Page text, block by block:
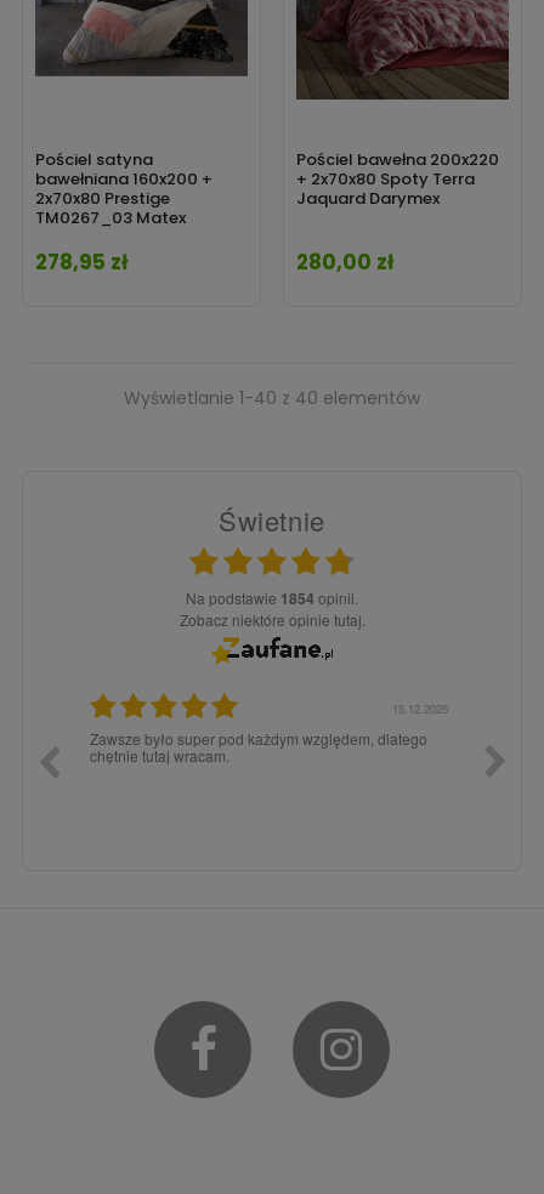
Pościel satyna
bawełniana 160x200 +
2x70x80 Prestige
TM0267_03 Matex
Cena
278,95 zł
Pościel bawełna 200x220
+ 2x70x80 Spoty Terra
Jaquard Darymex
Cena
280,00 zł
Wyświetlanie 1-40 z 40 elementów
Świetnie
Na podstawie 1854 opinii.
Zobacz niektóre opinie tutaj.
15.12.2025
Zawsze było super pod każdym względem, dlatego
chętnie tutaj wracam.
Facebook